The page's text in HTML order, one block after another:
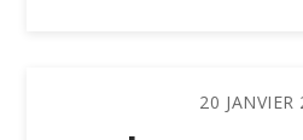
20 JANVIER